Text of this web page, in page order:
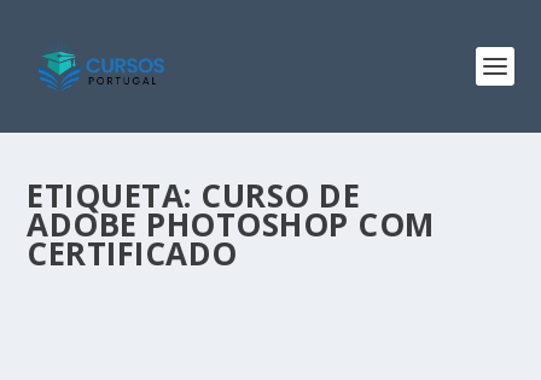
ETIQUETA: CURSO DE
ADOBE PHOTOSHOP COM
CERTIFICADO